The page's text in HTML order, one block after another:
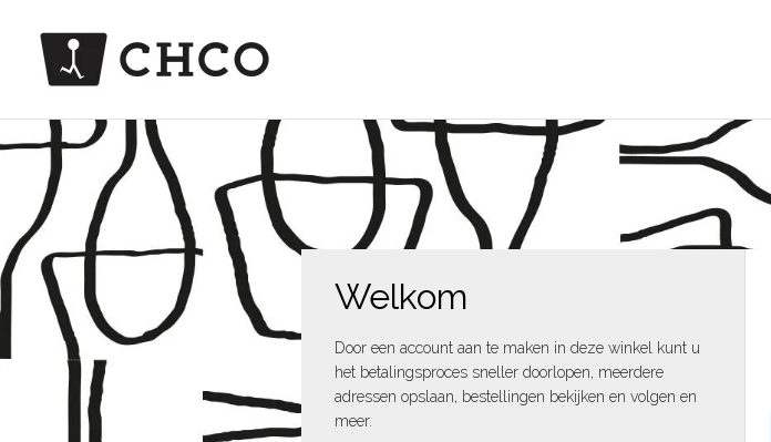
Welkom
Door een account aan te maken in deze winkel kunt u
het betalingsproces sneller doorlopen, meerdere
adressen opslaan, bestellingen bekijken en volgen en
meer.